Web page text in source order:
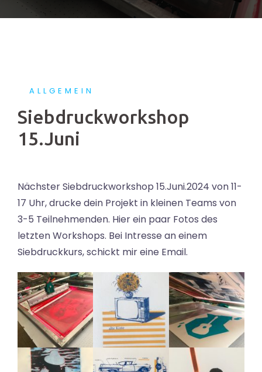
ALLGEMEIN
Siebdruckworkshop
15.Juni
Nächster Siebdruckworkshop 15.Juni.2024 von 11-
17 Uhr, drucke dein Projekt in kleinen Teams von
3-5 Teilnehmenden. Hier ein paar Fotos des
letzten Workshops. Bei Intresse an einem
Siebdruckkurs, schickt mir eine Email.